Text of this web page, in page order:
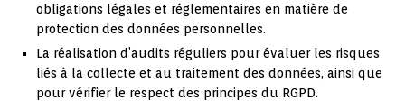
obligations légales et réglementaires en matière de
protection des données personnelles.
La réalisation d’audits réguliers pour évaluer les risques
liés à la collecte et au traitement des données, ainsi que
pour vérifier le respect des principes du RGPD.